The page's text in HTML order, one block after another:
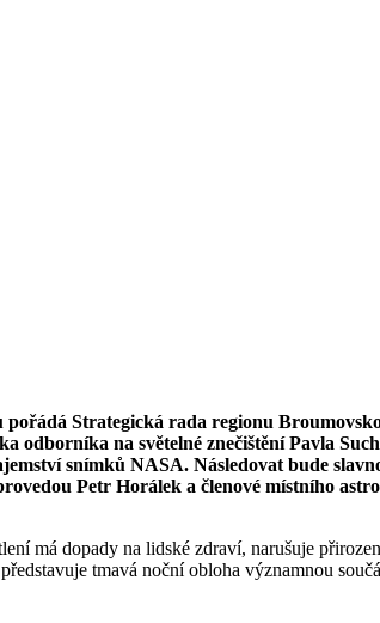
Strategická rada regionu
odborníka na světelné znečištění Pavla
snímků NASA. Následovat bude
Petr Horálek a členové místního
má dopady na lidské zdraví, narušuje
tmavá noční obloha významnou